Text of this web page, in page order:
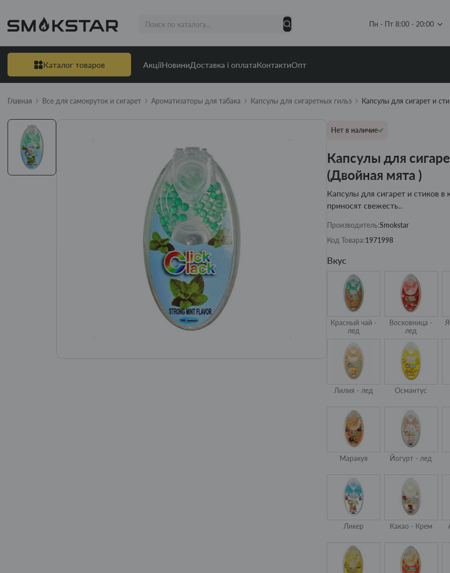
Пн - Пт 8:00 - 20:00
Каталог товаров АкціїНовиниДоставка і оплатаКонтактиОпт
Главная Все для самокруток и сигарет Ароматизаторы для табака Капсулы для сигаретных гильз Капсулы для сигарет и
Нет в наличие
Капсулы для
(Двойная мята )
Капсулы для сигарет и стиков
приносят свежесть..
Производитель:Smokstar
Код Товара:1971998
Вкус
Красный чай -
лед
Восковница -
лед
Лилия - лед Османтус
Маракуя Йогурт - лед
Ликер Какао - Крем